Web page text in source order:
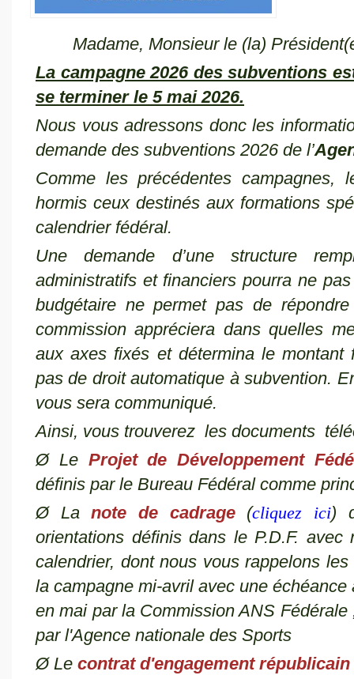
Madame, Monsieur le (la)
La campagne 2026 des subventions
se terminer le 5 mai 2026.
Nous vous adressons donc les
demande des subventions 2026 de l’
Comme les précédentes
hormis ceux destinés aux formations
calendrier fédéral.
Une demande d’une structure
administratifs et financiers pourra ne
budgétaire ne permet pas de
commission appréciera dans quelles
aux axes fixés et détermina le montant
pas de droit automatique à subvention.
vous sera communiqué.
Ainsi, vous trouverez les documents
Ø Le Projet de Développement
définis par le Bureau Fédéral comme
Ø La note de cadrage(cliquez ici)
orientations définis dans le P.D.F.
calendrier, dont nous vous rappelons
la campagne mi-avril avec une
en mai par la Commission ANS
par l'Agence nationale des Sports
Ø Le contrat d'engagement républicain